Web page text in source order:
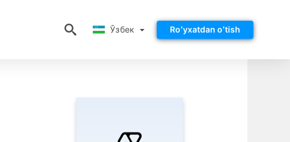
Ўзбек Roʻyxatdan oʻtish